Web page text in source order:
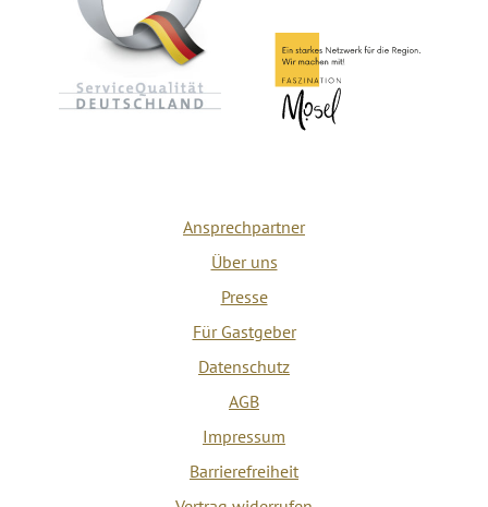
Ansprechpartner
Über uns
Presse
Für Gastgeber
Datenschutz
AGB
Impressum
Barrierefreiheit